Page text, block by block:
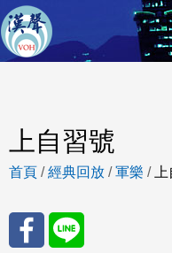
上自習號
首頁 /經典回放 /軍樂 /